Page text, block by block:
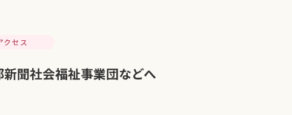
クセス
聞社会福祉事業団などへ